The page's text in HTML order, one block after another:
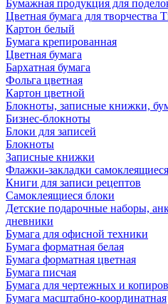
Бумажная продукция для
Цветная бумага для творчества
Картон белый
Бумага крепированная
Цветная бумага
Бархатная бумага
Фольга цветная
Картон цветной
Блокноты, записные книжки,
Бизнес-блокноты
Блоки для записей
Блокноты
Записные книжки
Флажки-закладки самоклеящиеся
Книги для записи рецептов
Самоклеящиеся блоки
Детские подарочные наборы,
дневники
Бумага для офисной техники
Бумага форматная белая
Бумага форматная цветная
Бумага писчая
Бумага для чертежных и
Бумага масштабно-координатная